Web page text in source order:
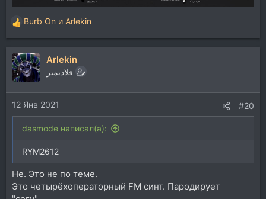
Р
е
а
к
ц
и
и
:
Burb On и Arlekin
Arlekin
فلاديمير
12 Янв 2021 #20
dasmode написал(а):
RYM2612
Не. Это не по теме.
Это четырёхоператорный FM синт. Пародирует